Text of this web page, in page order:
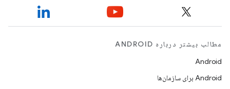
مطالب بیشتر درباره ANDROID
Android
Android برای سازمان‌ها